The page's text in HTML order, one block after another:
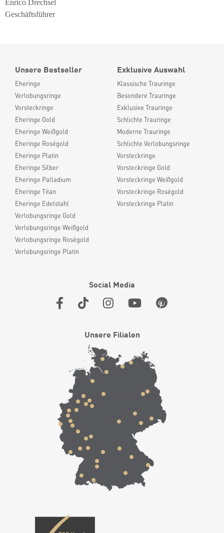
Enrico Drechsel
Geschäftsführer
Unsere Bestseller
Eheringe
Verlobungsringe
Vorsteckringe
Eheringe Gold
Eheringe Weißgold
Eheringe Roségold
Eheringe Platin
Eheringe Silber
Eheringe Palladium
Eheringe Titan
Eheringe Edelstahl
Verlobungsringe Gold
Verlobungsringe Weißgold
Verlobungsringe Roségold
Verlobungsringe Platin
Exklusive Auswahl
Klassische Trauringe
Besondere Trauringe
Exklusive Trauringe
Schlichte Trauringe
Moderne Trauringe
Schlichte Verlobungsringe
Vorsteckringe
Vorsteckringe Gold
Vorsteckringe Weißgold
Vorsteckringe Roségold
Vorsteckringe Platin
Social Media
Unsere Filialen